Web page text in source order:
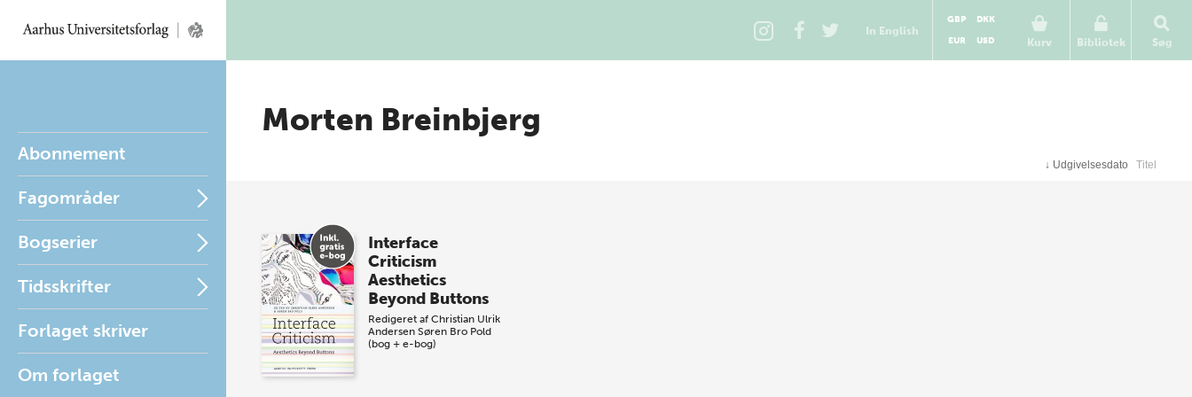
In English
Kurv
GBP
DKK
EUR
USD Bibliotek Søg
Abonnement
Fagområder
Bogserier
Tidsskrifter
Forlaget skriver
Om forlaget
Morten Breinbjerg
↓ Udgivelsesdato Titel
Interface
Criticism
Aesthetics
Beyond Buttons
Redigeret af Christian Ulrik
Andersen Søren Bro Pold
(bog + e-bog)